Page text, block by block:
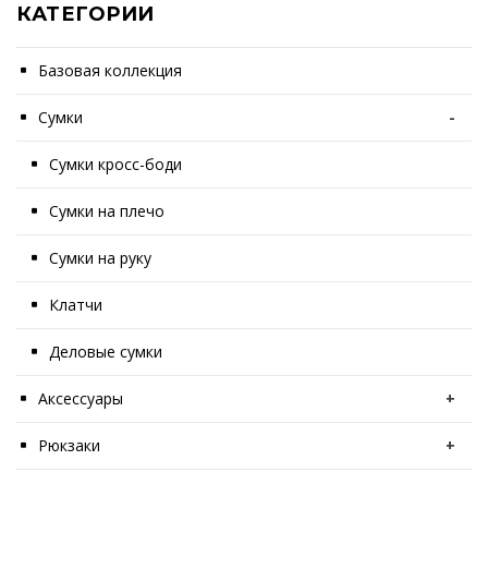
КАТЕГОРИИ
Базовая коллекция
Сумки -
Сумки кросс-боди
Сумки на плечо
Сумки на руку
Клатчи
Деловые сумки
Аксессуары +
Рюкзаки +